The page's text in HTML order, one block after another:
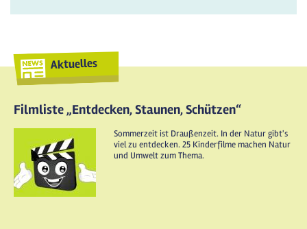
Aktuelles
Filmliste „Entdecken, Staunen, Schützen“
Sommerzeit ist Draußenzeit. In der Natur gibt's
viel zu entdecken. 25 Kinderfilme machen Natur
und Umwelt zum Thema.